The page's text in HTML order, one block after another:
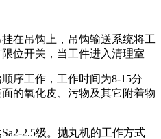
在吊钩上，吊钩输送系统将工
位开关，当工件进入清理室
序工作，工作时间为8-15分
的氧化皮、污物及其它附着物
2.5级。抛丸机的工作方式